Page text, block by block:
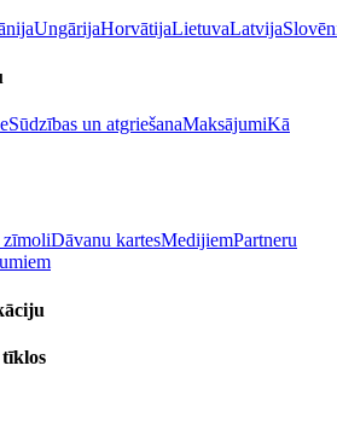
UngārijaHorvātijaLietuvaLatvija
Sūdzības un atgriešanaMaksājumiKā
Dāvanu kartesMedijiemPartneru
tīklos